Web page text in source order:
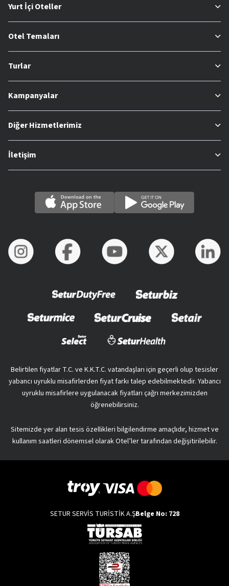
Yurt İçi Oteller
Otel Temaları
Turlar
Kampanyalar
Diğer Hizmetlerimiz
İletişim
Belirtilen fiyatlar T.C. ve K.K.T.C. vatandaşları için geçerli olup tesisler
yabancı uyruklu misafirlerden fiyat farkı talep edebilmektedir. Yabancı
uyruklu misafirlere uygulanacak fiyatları çağrı merkezimizden
öğrenebilirsiniz.
Sitemizde yer alan tesis özellikleri bilgilendirme amaçlıdır, hizmet ve
kullanım saatleri dönemsel olarak Otel’ler tarafından değişitirilebilir.
SETUR SERVİS TURİSTİK A.ŞBelge No: 728